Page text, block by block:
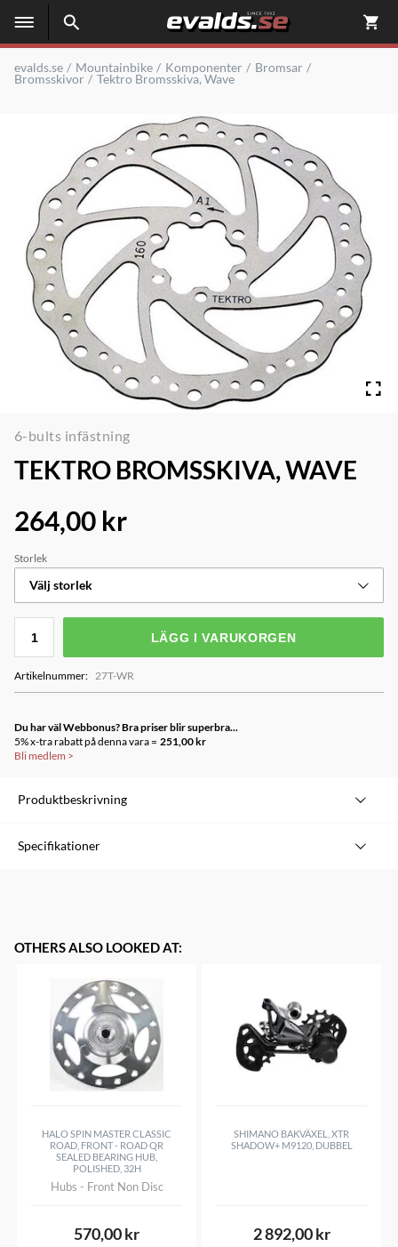
evalds.se Mountainbike Komponenter
Bromsar
Bromsskivor
Tektro Bromsskiva, Wave
6-bults infästning
TEKTRO BROMSSKIVA, WAVE
264,00 kr
Storlek
Välj storlek
LÄGG I VARUKORGEN
Artikelnummer: 27T-WR
Du har väl Webbonus? Bra priser blir superbra...
5% x-tra rabatt på denna vara = 251,00 kr
Bli medlem >
Produktbeskrivning
Finns i samtliga storlekar
Finns i storlekar 140, 160, 180 & 203 mm
Specifikationer
OTHERS ALSO LOOKED AT:
HALO SPIN MASTER CLASSIC
ROAD, FRONT - ROAD QR
SEALED BEARING HUB,
POLISHED, 32H
Hubs - Front Non Disc
570,00 kr
SHIMANO BAKVÄXEL, XTR
SHADOW+ M9120, DUBBEL
2 892,00 kr